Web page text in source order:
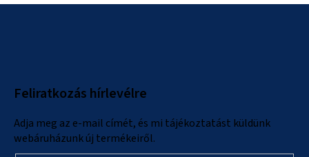
Feliratkozás hírlevélre
Adja meg az e-mail címét, és mi tájékoztatást küldünk
webáruházunk új termékeiről.